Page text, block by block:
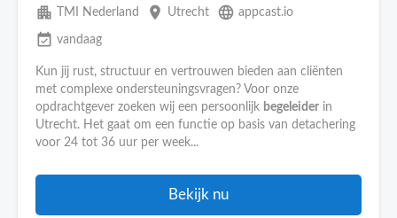
apartment TMI Nederland place Utrecht language appcast.io
event_available vandaag
Kun jij rust, structuur en vertrouwen bieden aan cliënten
met complexe ondersteuningsvragen? Voor onze
opdrachtgever zoeken wij een persoonlijk begeleider in
Utrecht. Het gaat om een functie op basis van detachering
voor 24 tot 36 uur per week...
Bekijk nu